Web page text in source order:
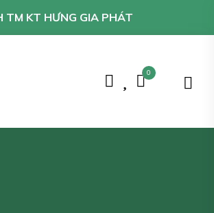
TM KT HƯNG GIA PHÁT
0